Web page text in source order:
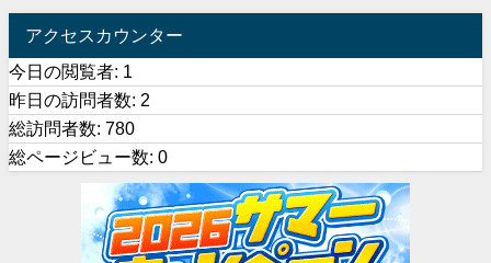
アクセスカウンター
今日の閲覧者: 1
昨日の訪問者数: 2
総訪問者数: 780
総ページビュー数: 0